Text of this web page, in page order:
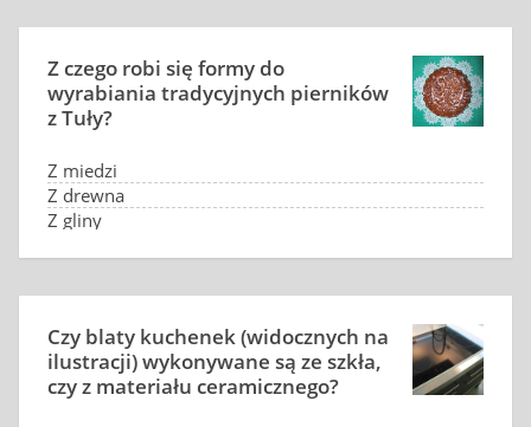
Z czego robi się formy do
wyrabiania tradycyjnych pierników
z Tuły?
Z miedzi
Z drewna
Z gliny
Czy blaty kuchenek (widocznych na
ilustracji) wykonywane są ze szkła,
czy z materiału ceramicznego?